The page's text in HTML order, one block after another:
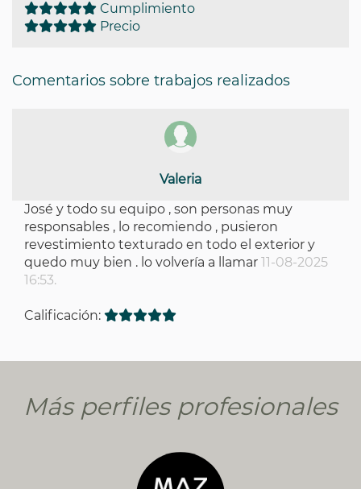
Cumplimiento
Precio
Comentarios sobre trabajos realizados
Valeria
José y todo su equipo , son personas muy
responsables , lo recomiendo , pusieron
revestimiento texturado en todo el exterior y
quedo muy bien . lo volvería a llamar 11-08-2025
16:53.
Calificación:
Más perfiles profesionales